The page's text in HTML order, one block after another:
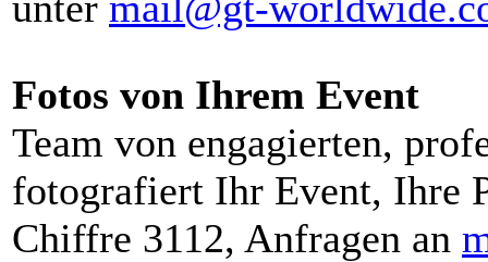
Fotos von Ihrem Event
Team von engagierten,
fotografiert Ihr Event, Ihre
Chiffre 3112, Anfragen an